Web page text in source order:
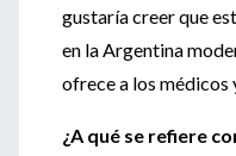
gustaría creer que
en la Argentina
ofrece a los médicos
¿A qué se refiere